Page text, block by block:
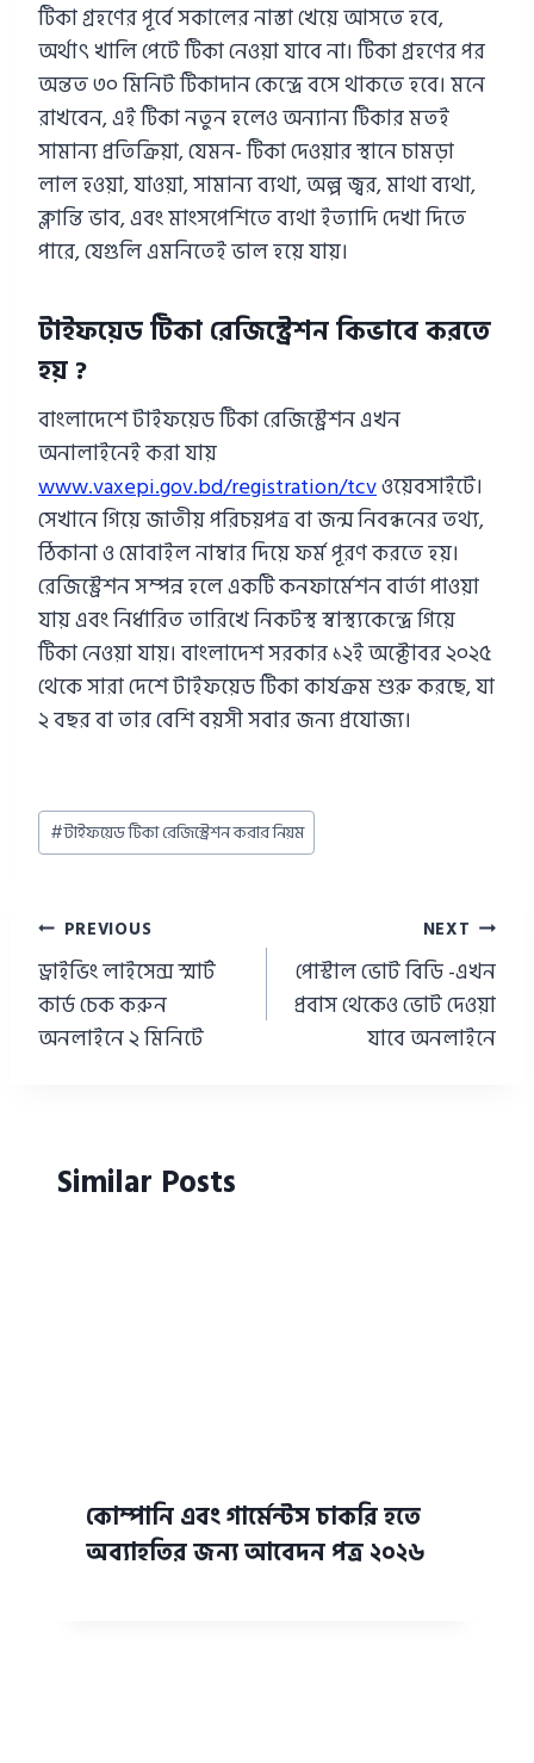
টিকা গ্রহণের পূর্বে সকালের নাস্তা খেয়ে আসতে হবে,
অর্থাৎ খালি পেটে টিকা নেওয়া যাবে না। টিকা গ্রহণের পর
অন্তত ৩০ মিনিট টিকাদান কেন্দ্রে বসে থাকতে হবে। মনে
রাখবেন, এই টিকা নতুন হলেও অন্যান্য টিকার মতই
সামান্য প্রতিক্রিয়া, যেমন- টিকা দেওয়ার স্থানে চামড়া
লাল হওয়া, যাওয়া, সামান্য ব্যথা, অল্প জ্বর, মাথা ব্যথা,
ক্লান্তি ভাব, এবং মাংসপেশিতে ব্যথা ইত্যাদি দেখা দিতে
পারে, যেগুলি এমনিতেই ভাল হয়ে যায়।
টাইফয়েড টিকা রেজিস্ট্রেশন কিভাবে করতে
হয় ?
বাংলাদেশে টাইফয়েড টিকা রেজিস্ট্রেশন এখন
অনালাইনেই করা যায়
www.vaxepi.gov.bd/registration/tcvওয়েবসাইটে।
সেখানে গিয়ে জাতীয় পরিচয়পত্র বা জন্ম নিবন্ধনের তথ্য,
ঠিকানা ও মোবাইল নাম্বার দিয়ে ফর্ম পূরণ করতে হয়।
রেজিস্ট্রেশন সম্পন্ন হলে একটি কনফার্মেশন বার্তা পাওয়া
যায় এবং নির্ধারিত তারিখে নিকটস্থ স্বাস্থ্যকেন্দ্রে গিয়ে
টিকা নেওয়া যায়। বাংলাদেশ সরকার ১২ই অক্টোবর ২০২৫
থেকে সারা দেশে টাইফয়েড টিকা কার্যক্রম শুরু করছে, যা
২ বছর বা তার বেশি বয়সী সবার জন্য প্রযোজ্য।
Post
Tags:
#টাইফয়েড টিকা রেজিস্ট্রেশন করার নিয়ম
Post
navigation
PREVIOUS
ড্রাইভিং লাইসেন্স স্মার্ট
কার্ড চেক করুন
অনলাইনে ২ মিনিটে
NEXT
পোস্টাল ভোট বিডি -এখন
প্রবাস থেকেও ভোট দেওয়া
যাবে অনলাইনে
Similar Posts
কোম্পানি এবং গার্মেন্টস চাকরি হতে
অব্যাহতির জন্য আবেদন পত্র ২০২৬